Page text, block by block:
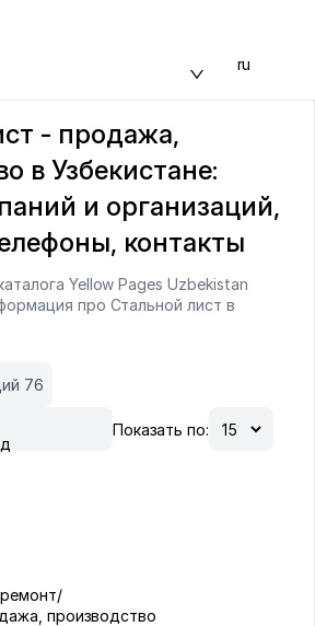
ru
- продажа,
в Узбекистане:
и организаций,
контакты
Yellow Pages Uzbekistan
про Стальной лист в
76
Показать по:
/
производство